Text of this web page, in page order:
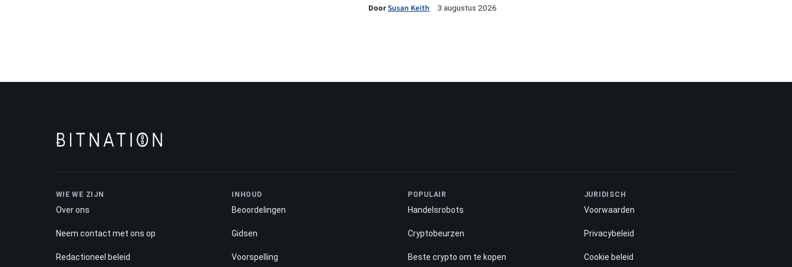
DoorSusan Keith 3 augustus 2026
WIE WE ZIJN
Over ons
Neem contact met ons op
Redactioneel beleid
INHOUD
Beoordelingen
Gidsen
Voorspelling
POPULAIR
Handelsrobots
Cryptobeurzen
Beste crypto om te kopen
JURIDISCH
Voorwaarden
Privacybeleid
Cookie beleid